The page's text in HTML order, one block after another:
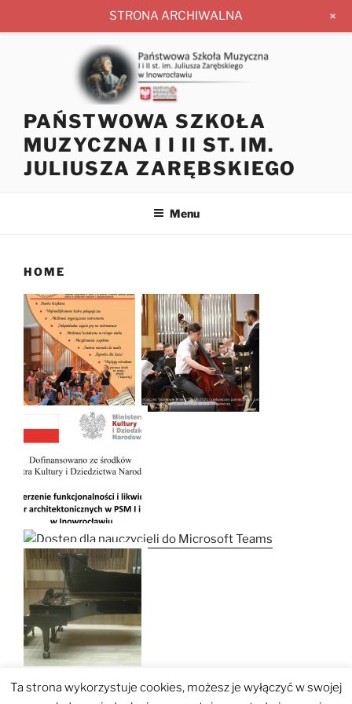
PAŃSTWOWA SZKOŁA
MUZYCZNA I I II ST. IM.
JULIUSZA ZARĘBSKIEGO
Menu
HOME
Ta strona wykorzystuje cookies, możesz je wyłączyć w swojej
STRONA ARCHIWALNA +